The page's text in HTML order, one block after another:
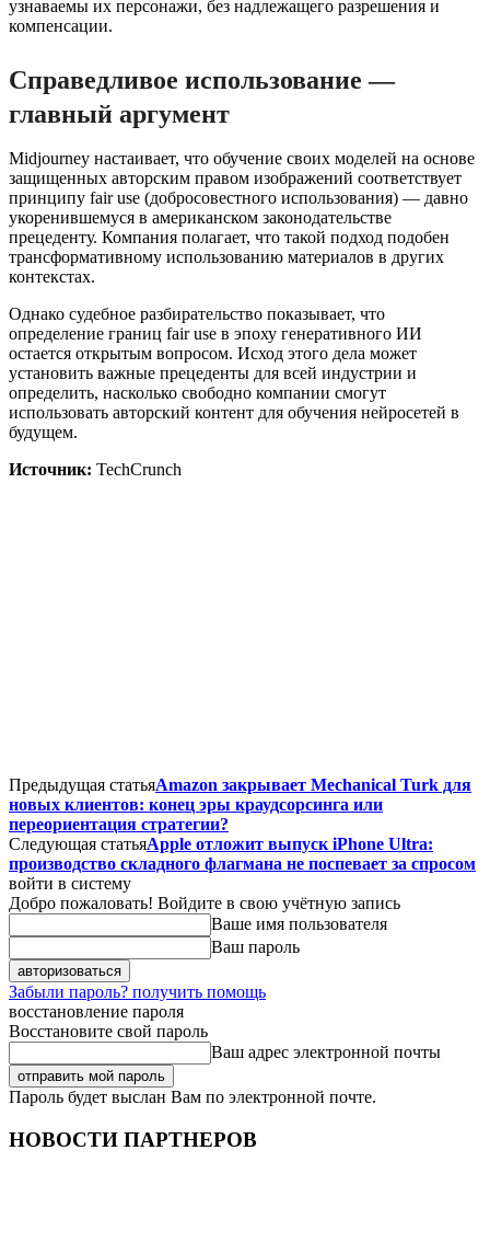
узнаваемы их персонажи, без надлежащего разрешения и
компенсации.
Справедливое использование —
главный аргумент
Midjourney настаивает, что обучение своих моделей на основе
защищенных авторским правом изображений соответствует
принципу fair use (добросовестного использования) — давно
укоренившемуся в американском законодательстве
прецеденту. Компания полагает, что такой подход подобен
трансформативному использованию материалов в других
контекстах.
Однако судебное разбирательство показывает, что
определение границ fair use в эпоху генеративного ИИ
остается открытым вопросом. Исход этого дела может
установить важные прецеденты для всей индустрии и
определить, насколько свободно компании смогут
использовать авторский контент для обучения нейросетей в
будущем.
Источник: TechCrunch
Предыдущая статьяAmazon закрывает Mechanical Turk для
новых клиентов: конец эры краудсорсинга или
переориентация стратегии?
Следующая статьяApple отложит выпуск iPhone Ultra:
производство складного флагмана не поспевает за спросом
войти в систему
Добро пожаловать! Войдите в свою учётную запись
Ваше имя пользователя
Ваш пароль
Забыли пароль? получить помощь
восстановление пароля
Восстановите свой пароль
Ваш адрес электронной почты
Пароль будет выслан Вам по электронной почте.
НОВОСТИ ПАРТНЕРОВ